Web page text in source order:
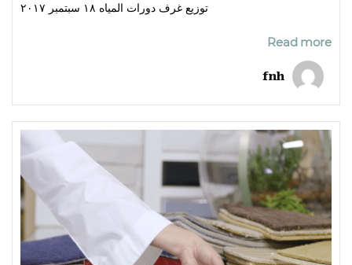
توزيع غرف دورات المياه ١٨ سبتمبر ٢٠١٧
Read more
fnh